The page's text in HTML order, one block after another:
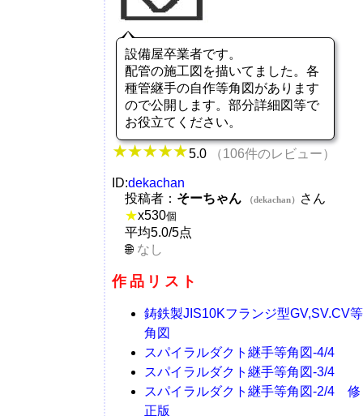
設備屋卒業者です。
配管の施工図を描いてました。各
種管継手の自作等角図があります
ので公開します。部分詳細図等で
お役立てください。
5.0 （106件のレビュー）
ID:dekachan
投稿者： そーちゃん （dekachan）
さん
★x530個
平均5.0/5点
なし
作品リスト
鋳鉄製JIS10Kフランジ型GV,SV.CV等
角図
スパイラルダクト継手等角図-4/4
スパイラルダクト継手等角図-3/4
スパイラルダクト継手等角図-2/4 修
正版